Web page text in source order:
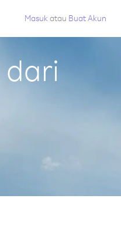
Masuk atau Buat Akun
dari